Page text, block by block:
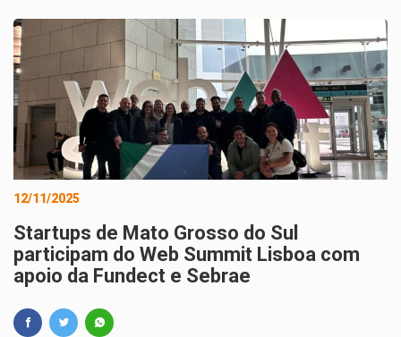
12/11/2025
Startups de Mato Grosso do Sul
participam do Web Summit Lisboa com
apoio da Fundect e Sebrae